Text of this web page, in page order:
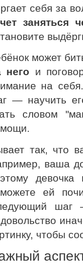
себя за
заняться
может
него и
на
— научить
словом
так, что
ваша
ей
шаг
чтобы